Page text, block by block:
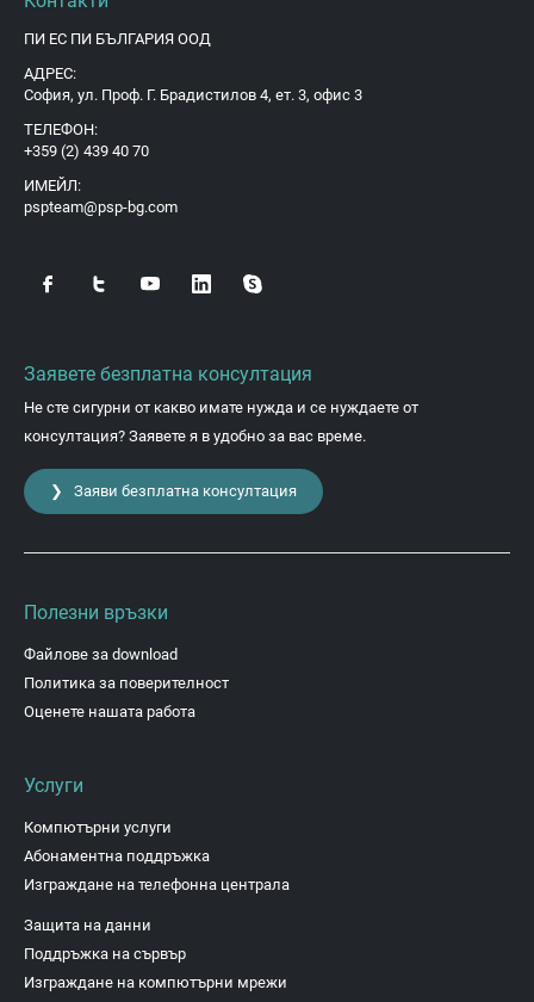
ПИ ЕС ПИ БЪЛГАРИЯ ООД
АДРЕС:
София, ул. Проф. Г. Брадистилов 4, ет. 3, офис 3
ТЕЛЕФОН:
+359 (2) 439 40 70
ИМЕЙЛ:
pspteam@psp-bg.com
Заявете безплатна консултация
Не сте сигурни от какво имате нужда и се нуждаете от
консултация? Заявете я в удобно за вас време.
❯ Заяви безплатна консултация
Полезни връзки
Файлове за download
Политика за поверителност
Оценете нашата работа
Услуги
Компютърни услуги
Абонаментна поддръжка
Изграждане на телефонна централа
Защита на данни
Поддръжка на сървър
Изграждане на компютърни мрежи